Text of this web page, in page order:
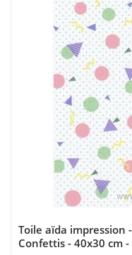
Toile aïda impression
Confettis - 40x30 cm -